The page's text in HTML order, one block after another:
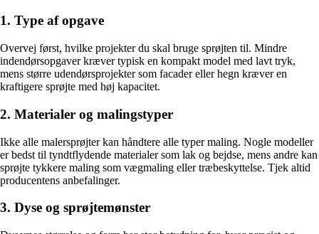
1. Type af opgave
Overvej først, hvilke projekter du skal bruge sprøjten til. Mindre
indendørsopgaver kræver typisk en kompakt model med lavt tryk,
mens større udendørsprojekter som facader eller hegn kræver en
kraftigere sprøjte med høj kapacitet.
2. Materialer og malingstyper
Ikke alle malersprøjter kan håndtere alle typer maling. Nogle modeller
er bedst til tyndtflydende materialer som lak og bejdse, mens andre kan
sprøjte tykkere maling som vægmaling eller træbeskyttelse. Tjek altid
producentens anbefalinger.
3. Dyse og sprøjtemønster